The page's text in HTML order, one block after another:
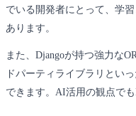
でいる開発者にとって、学
あります。
また、Djangoが持つ強力な
ドパーティライブラリとい
できます。AI活用の観点でも